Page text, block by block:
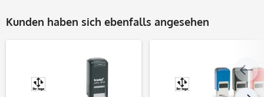
Kunden haben sich ebenfalls angesehen